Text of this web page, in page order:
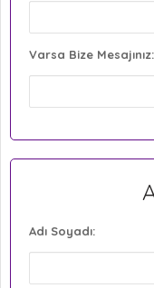
Varsa Bize Mesajınız:
Adı Soyadı: